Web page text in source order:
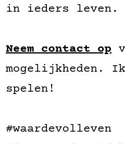
in ieders leven.
Neem contact op
mogelijkheden.
spelen!
#waardevolleven